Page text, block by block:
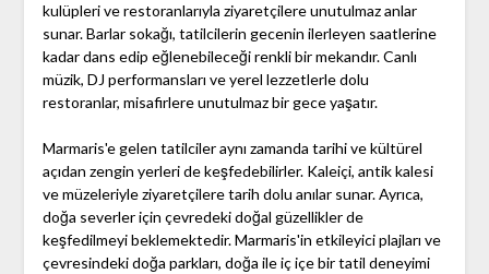
kulüpleri ve restoranlarıyla ziyaretçilere unutulmaz anlar
sunar. Barlar sokağı, tatilcilerin gecenin ilerleyen saatlerine
kadar dans edip eğlenebileceği renkli bir mekandır. Canlı
müzik, DJ performansları ve yerel lezzetlerle dolu
restoranlar, misafirlere unutulmaz bir gece yaşatır.
Marmaris'e gelen tatilciler aynı zamanda tarihi ve kültürel
açıdan zengin yerleri de keşfedebilirler. Kaleiçi, antik kalesi
ve müzeleriyle ziyaretçilere tarih dolu anılar sunar. Ayrıca,
doğa severler için çevredeki doğal güzellikler de
keşfedilmeyi beklemektedir. Marmaris'in etkileyici plajları ve
çevresindeki doğa parkları, doğa ile iç içe bir tatil deneyimi